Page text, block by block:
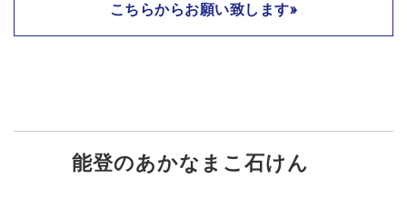
こちらからお願い致します»
能登のあかなまこ石けん